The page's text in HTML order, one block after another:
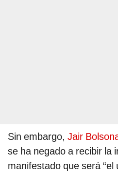
Sin embargo, Jair
se ha negado a recibir la
manifestado que será “el